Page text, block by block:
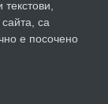
преди 5 дни
Хасково кв.
са
е посочено